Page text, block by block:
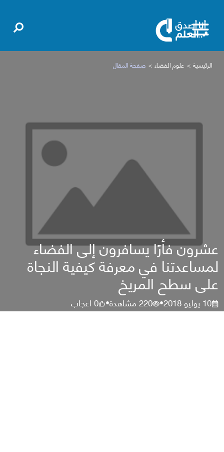
الرئيسية علوم الفضاء صفحة المقال
عشرون فأرًا يسافرون إلى الفضاء
لمساعدتنا في معرفة كيفية النجاة
على سطح المريخ
10 يوليو 2018 •
220مشاهدة•
0اعجاب